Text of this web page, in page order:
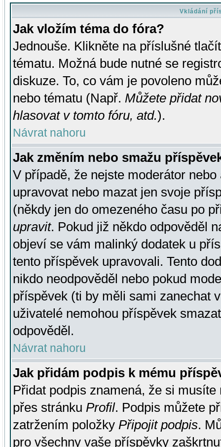
Vkládání
Jak vložím téma do fóra?
Jednouše. Klikněte na příslušné
tématu. Možná bude nutné se
diskuze. To, co vám je povoleno
nebo tématu (Např. Můžete přidat
hlasovat v tomto fóru, atd.).
Návrat nahoru
Jak změním nebo smažu
V případě, že nejste moderátor
upravovat nebo mazat jen svoje
(někdy jen do omezeného času po
upravit. Pokud již někdo odpověděl
objeví se vám malinký dodatek u
tento příspěvek upravovali. Tento
nikdo neodpověděl nebo pokud
příspěvek (ti by měli sami zanechat
uživatelé nemohou příspěvek
odpověděl.
Návrat nahoru
Jak přidám podpis k mému
Přidat podpis znamená, že si
přes stránku Profil. Podpis můžete
zatržením položky Připojit podpis.
pro všechny vaše příspěvky